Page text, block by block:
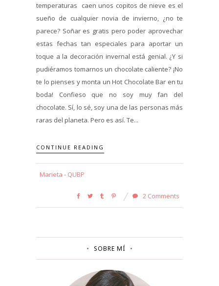
temperaturas caen unos copitos de nieve es el
sueño de cualquier novia de invierno, ¿no te
parece? Soñar es gratis pero poder aprovechar
estas fechas tan especiales para aportar un
toque a la decoración invernal está genial. ¿Y si
pudiéramos tomarnos un chocolate caliente? ¡No
te lo pienses y monta un Hot Chocolate Bar en tu
boda! Confieso que no soy muy fan del
chocolate. Sí, lo sé, soy una de las personas más
raras del planeta. Pero es así. Te...
CONTINUE READING
Marieta - QUBP
2 Comments
SOBRE MÍ